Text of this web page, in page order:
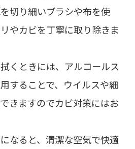
切り細いブラシや布を使
やカビを丁寧に取り除きま
くときには、アルコールス
することで、ウイルスや細
きますのでカビ対策にはお
なると、清潔な空気で快適